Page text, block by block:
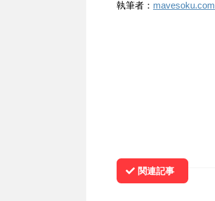
執筆者： mavesoku.com
関連記事